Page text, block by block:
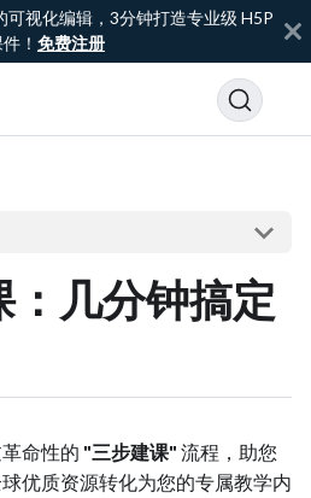
视化编辑，3分钟打造专业级 H5P
！ 免费注册
：几分钟搞定
命性的 "三步建课" 流程，助您
优质资源转化为您的专属教学内